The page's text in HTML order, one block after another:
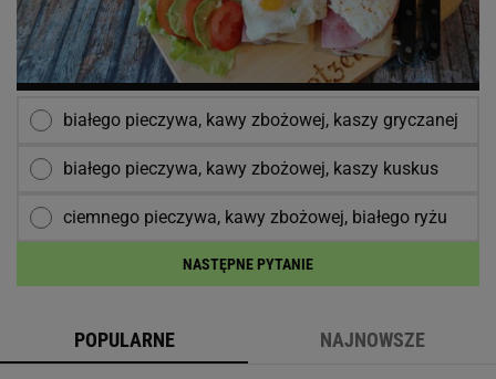
białego pieczywa, kawy zbożowej, kaszy gryczanej
białego pieczywa, kawy zbożowej, kaszy kuskus
ciemnego pieczywa, kawy zbożowej, białego ryżu
NASTĘPNE PYTANIE
POPULARNE NAJNOWSZE